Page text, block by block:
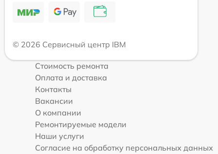
© 2026 Сервисный центр IBM
Стоимость ремонта
Оплата и доставка
Контакты
Вакансии
О компании
Ремонтируемые модели
Наши услуги
Согласие на обработку персональных данных